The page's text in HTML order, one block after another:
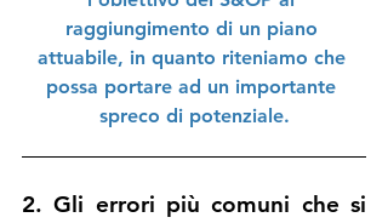
raggiungimento di un piano
attuabile, in quanto riteniamo che
possa portare ad un importante
spreco di potenziale.
2. Gli errori più comuni che si